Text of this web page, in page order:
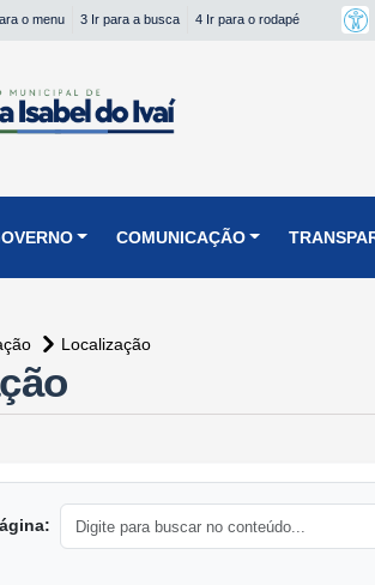
o menu 3 Ir para a busca 4 Ir para o rodapé
COMUNICAÇÃO
Localização